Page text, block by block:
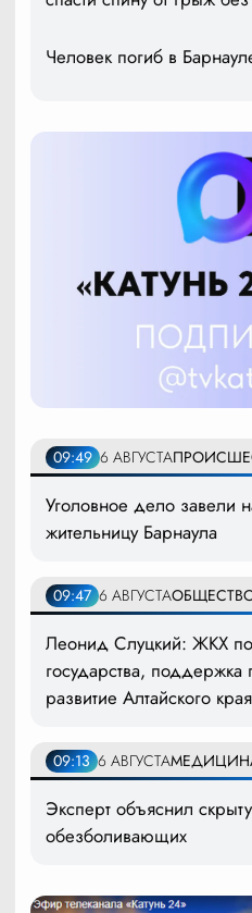
Человек погиб в
09:49 6 АВГУСТА
Уголовное дело завели
жительницу Барнаула
09:47 6 АВГУСТА
Леонид Слуцкий: ЖКХ
государства,
развитие Алтайского края
09:13 6 АВГУСТА
Эксперт объяснил
обезболивающих